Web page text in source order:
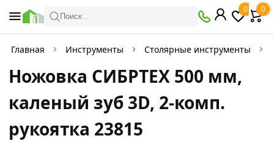
Поиск ..
0 0
Главная Инструменты Столярные инструменты
Ножовка СИБРТЕХ 500 мм,
каленый зуб 3D, 2-комп.
рукоятка 23815